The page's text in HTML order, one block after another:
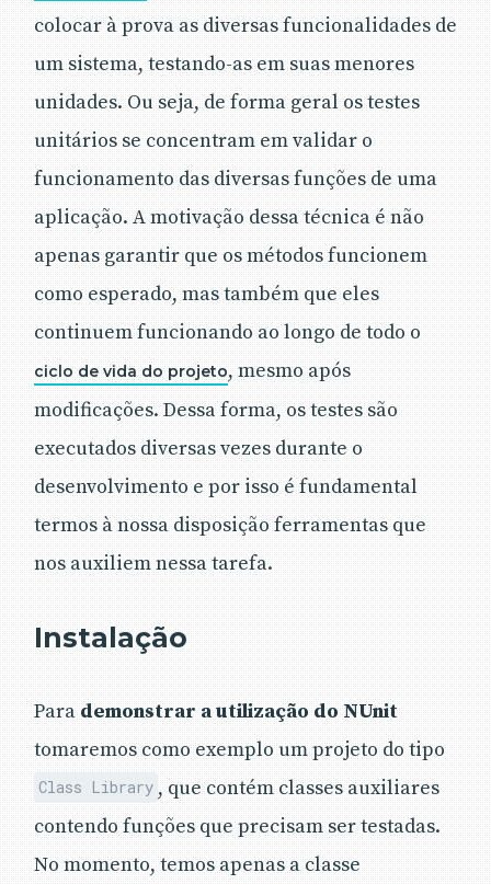
colocar à prova as diversas funcionalidades de
um sistema, testando-as em suas menores
unidades. Ou seja, de forma geral os testes
unitários se concentram em validar o
funcionamento das diversas funções de uma
aplicação. A motivação dessa técnica é não
apenas garantir que os métodos funcionem
como esperado, mas também que eles
continuem funcionando ao longo de todo o
ciclo de vida do projeto, mesmo após
modificações. Dessa forma, os testes são
executados diversas vezes durante o
desenvolvimento e por isso é fundamental
termos à nossa disposição ferramentas que
nos auxiliem nessa tarefa.
Instalação
Para demonstrar a utilização do NUnit
tomaremos como exemplo um projeto do tipo
Class Library , que contém classes auxiliares
contendo funções que precisam ser testadas.
No momento, temos apenas a classe